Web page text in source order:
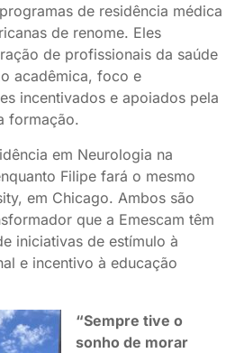
de residência médica
de renome. Eles
de profissionais da saúde
acadêmica, foco e
incentivados e apoiados pela
formação.
em Neurologia na
Filipe fará o mesmo
em Chicago. Ambos são
que a Emescam têm
iniciativas de estímulo à
e incentivo à educação
“Sempre tive o
sonho de morar